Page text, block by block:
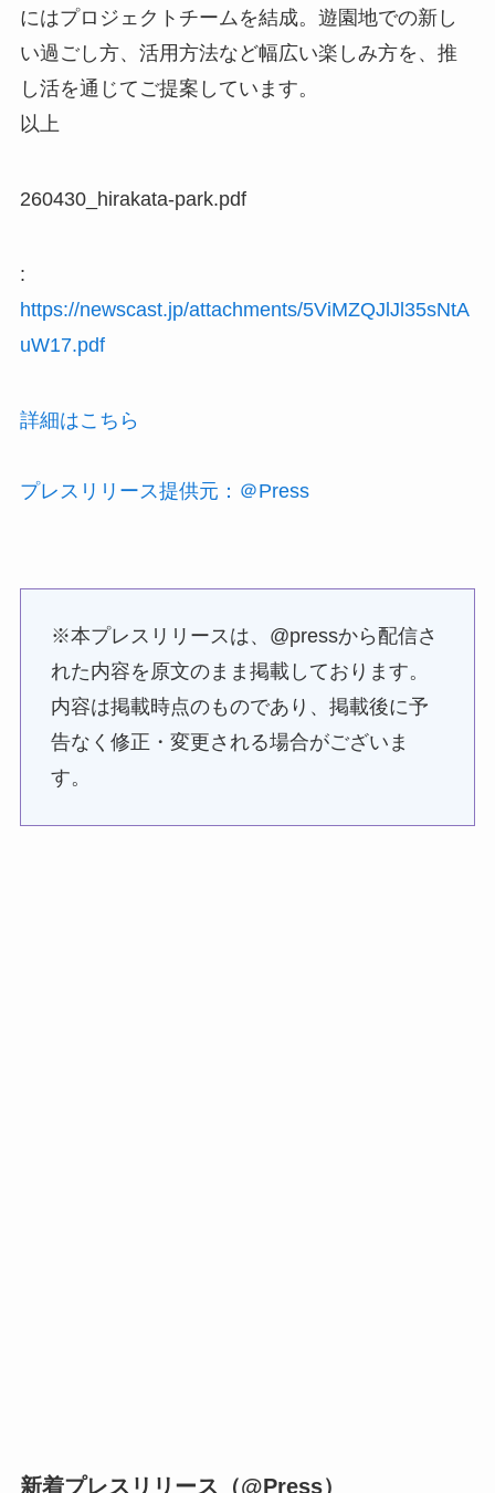
にはプロジェクトチームを結成。遊園地での新し
い過ごし方、活用方法など幅広い楽しみ方を、推
し活を通じてご提案しています。
以上
260430_hirakata-park.pdf
:
https://newscast.jp/attachments/5ViMZQJlJl35sNtA
uW17.pdf
詳細はこちら
プレスリリース提供元：＠Press
※本プレスリリースは、@pressから配信さ
れた内容を原文のまま掲載しております。
内容は掲載時点のものであり、掲載後に予
告なく修正・変更される場合がございま
す。
新着プレスリリース（@Press）